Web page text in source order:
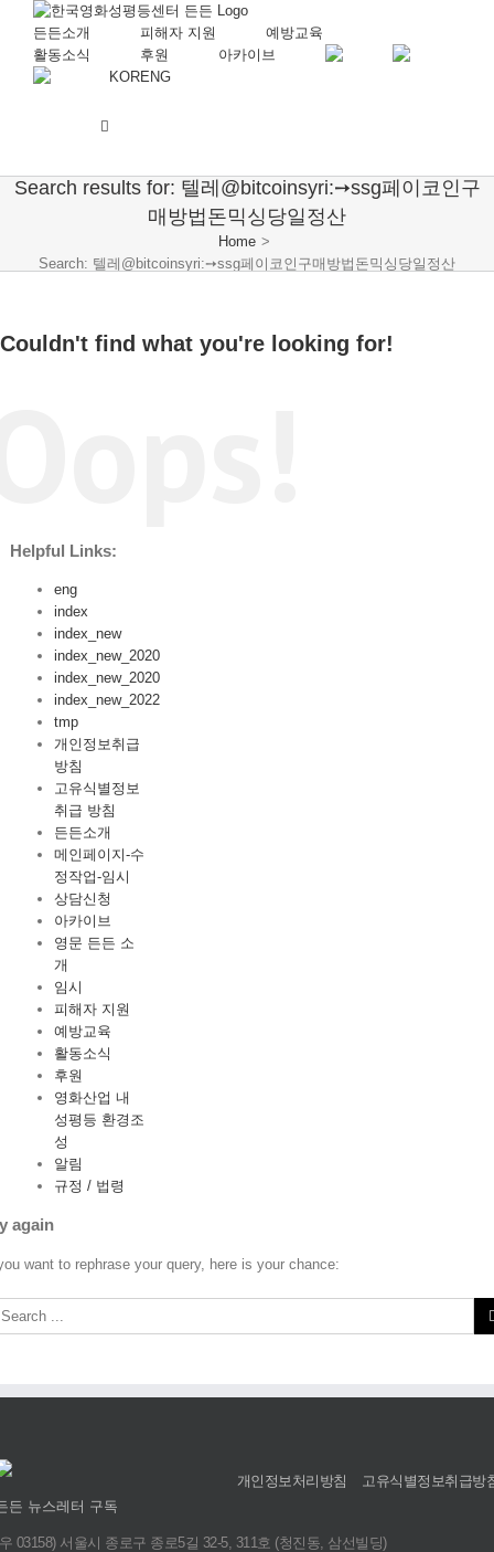
든든소개 피해자 지원
예방교육
활동소식
후원
아카이브
KORENG
Search results for: 텔레@bitcoinsyri:➙ssg페이코인구
매방법돈믹싱당일정산
Home >
Search: 텔레@bitcoinsyri:➙ssg페이코인구매방법돈믹싱당일정산
Couldn't find what you're looking for!
Helpful Links:
eng
index
index_new
index_new_2020
index_new_2020
index_new_2022
tmp
개인정보취급
방침
고유식별정보
취급 방침
든든소개
메인페이지-수
정작업-임시
상담신청
아카이브
영문 든든 소
개
임시
피해자 지원
예방교육
활동소식
후원
영화산업 내
성평등 환경조
성
알림
규정 / 법령
again
want to rephrase your query, here is your chance:
개인정보처리방침
고유식별정보취급방
든 뉴스레터 구독
03158) 서울시 종로구 종로5길 32-5, 311호 (청진동, 삼선빌딩)